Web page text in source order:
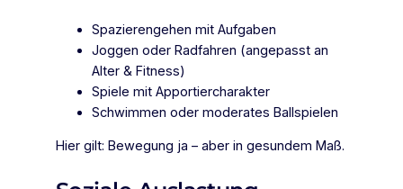
Spazierengehen mit Aufgaben
Joggen oder Radfahren (angepasst an
Alter & Fitness)
Spiele mit Apportiercharakter
Schwimmen oder moderates Ballspielen
Hier gilt: Bewegung ja – aber in gesundem Maß.